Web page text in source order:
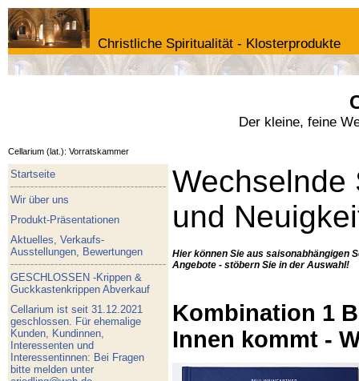
Christliche Spiritualität - Klosterprodukte
Der kleine, feine
Cellarium (lat.): Vorratskammer
Startseite
Wir über uns
Produkt-Präsentationen
Aktuelles, Verkaufs-
Ausstellungen, Bewertungen
GESCHLOSSEN -Krippen &
Guckkastenkrippen Abverkauf
Cellarium ist seit 31.12.2021
geschlossen. Für ehemalige
Kunden, Kundinnen,
Interessenten und
Interessentinnen: Bei Fragen
bitte melden unter
Wechselnde
und
Hier können Sie aus saisonabhängigen
Angebote - stöbern Sie in der Auswahl!
Kombination 1
Innen kommt -